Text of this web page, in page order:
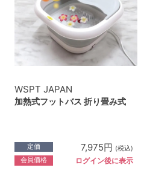
WSPT JAPAN
加熱式フットバス 折り畳み式
定価 7,975円 (税込)
会員価格 ログイン後に表示